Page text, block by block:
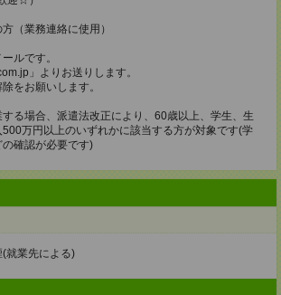
（業務連絡に使用）
ルです。
」よりお送りします。
をお願いします。
る場合、派遣法改正により、60歳以上、学生、生
万円以上のいずれかに該当する方が対象です(学
確認が必要です)
就業先による)